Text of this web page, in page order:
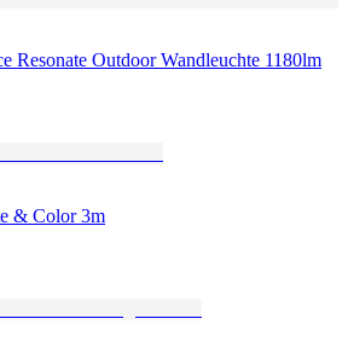
Resonate Outdoor Wandleuchte 1180lm
& Color 3m